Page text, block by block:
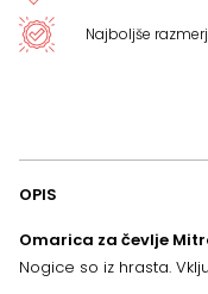
Najboljše
OPIS
Omarica za čevlje
Nogice so iz hrasta.